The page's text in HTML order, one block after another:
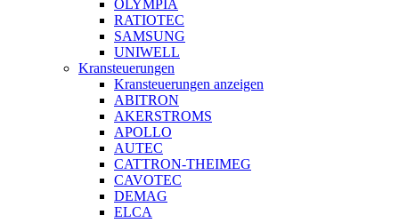
OLYMPIA
RATIOTEC
SAMSUNG
UNIWELL
Kransteuerungen
Kransteuerungen anzeigen
ABITRON
AKERSTROMS
APOLLO
AUTEC
CATTRON-THEIMEG
CAVOTEC
DEMAG
ELCA